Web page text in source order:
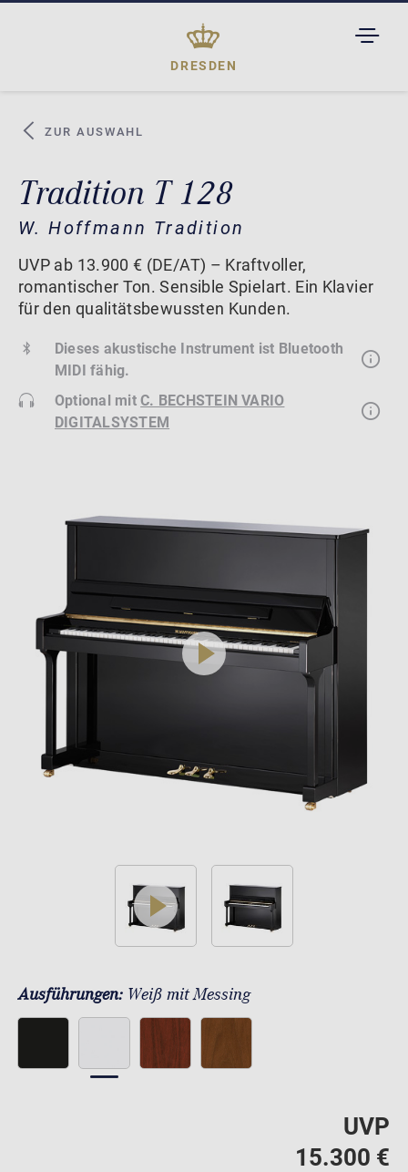
DRESDEN
ZUR AUSWAHL
Tradition T 128
W. Hoffmann Tradition
UVP ab 13.900 € (DE/AT) – Kraftvoller,
romantischer Ton. Sensible Spielart. Ein Klavier
für den qualitätsbewussten Kunden.
Dieses akustische Instrument ist Bluetooth
MIDI fähig.
Optional mitC. BECHSTEIN VARIO
DIGITALSYSTEM
play
play
Ausführungen: Weiß mit Messing
UVP
15.300 €